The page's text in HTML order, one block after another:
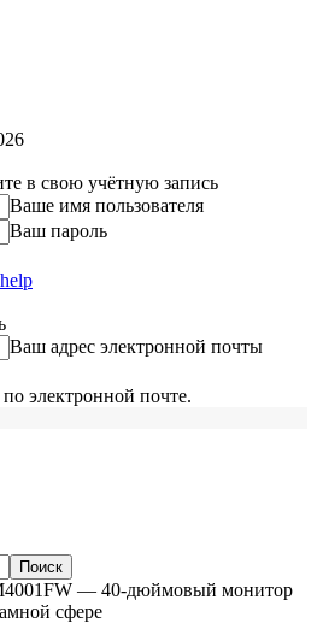
в свою учётную запись
Ваше имя пользователя
Ваш пароль
Ваш адрес электронной почты
электронной почте.
— 40-дюймовый монитор
сфере